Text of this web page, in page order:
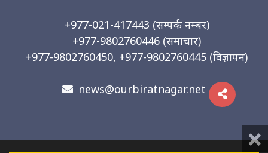
+977-021-417443 (सम्पर्क नम्बर)
+977-9802760446 (समाचार)
+977-9802760450, +977-9802760445 (विज्ञापन)
news@ourbiratnagar.net
×